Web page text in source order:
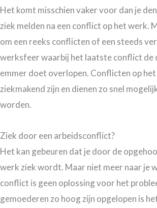
Het komt misschien vaker voor dan je
ziek melden na een conflict op het werk.
om een reeks conflicten of een steeds
werksfeer waarbij het laatste conflict de
emmer doet overlopen. Conflicten op
ziekmakend zijn en dienen zo snel
worden.
Ziek door een arbeidsconflict?
Het kan gebeuren dat je door de
werk ziek wordt. Maar niet meer naar je
conflict is geen oplossing voor het
gemoederen zo hoog zijn opgelopen is